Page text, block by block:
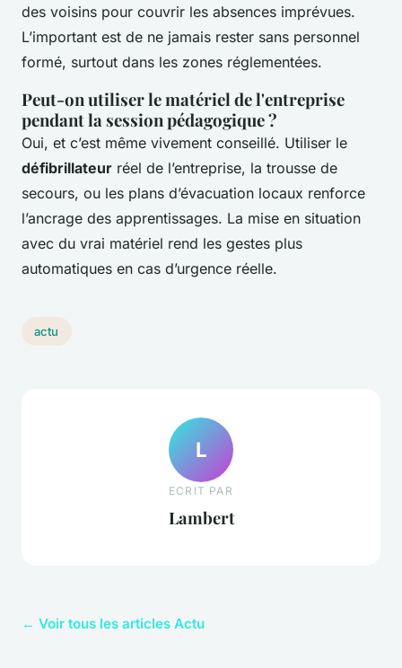
des voisins pour couvrir les absences imprévues.
L’important est de ne jamais rester sans personnel
formé, surtout dans les zones réglementées.
Peut-on utiliser le matériel de l'entreprise
pendant la session pédagogique ?
Oui, et c’est même vivement conseillé. Utiliser le
défibrillateur réel de l’entreprise, la trousse de
secours, ou les plans d’évacuation locaux renforce
l’ancrage des apprentissages. La mise en situation
avec du vrai matériel rend les gestes plus
automatiques en cas d’urgence réelle.
actu
L
ECRIT PAR
Lambert
← Voir tous les articles Actu